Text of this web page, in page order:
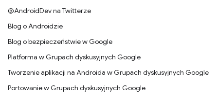
@AndroidDev na Twitterze
Blog o Androidzie
Blog o bezpieczeństwie w Google
Platforma w Grupach dyskusyjnych Google
Tworzenie aplikacji na Androida w Grupach dyskusyjnych Google
Portowanie w Grupach dyskusyjnych Google